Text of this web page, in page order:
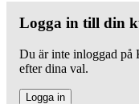
Logga in till din
Du är inte inloggad på
efter dina val.
Logga in